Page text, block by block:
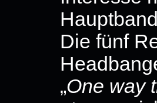
Die fünf
„One way